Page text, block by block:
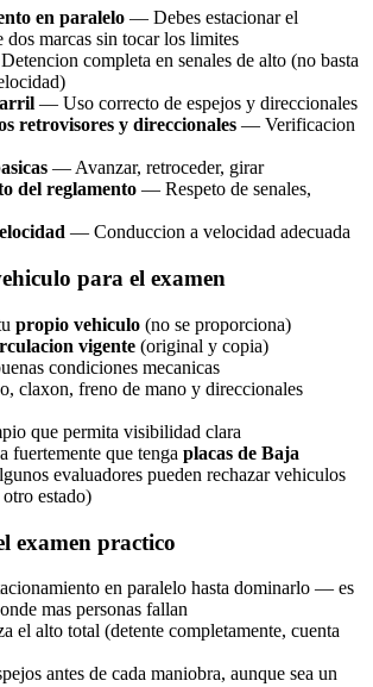
en paralelo — Debes estacionar el
dos marcas sin tocar los limites
completa en senales de alto (no basta
— Uso correcto de espejos y direccionales
retrovisores y direccionales — Verificacion
— Avanzar, retroceder, girar
del reglamento — Respeto de senales,
— Conduccion a velocidad adecuada
para el examen
propio vehiculo (no se proporciona)
vigente (original y copia)
condiciones mecanicas
claxon, freno de mano y direccionales
que permita visibilidad clara
fuertemente que tenga placas de Baja
evaluadores pueden rechazar vehiculos
estado)
examen practico
en paralelo hasta dominarlo — es
mas personas fallan
el alto total (detente completamente, cuenta
antes de cada maniobra, aunque sea un